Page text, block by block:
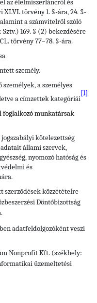
az élelmiszerláncról és
XLVI. törvény 1. §-ára, 24. §-
a számvitelről szóló
169. § (2) bekezdésére
törvény 77–78. §-ára.
személy.
személyek, a személyes
a címzettek kategóriái
[1]
foglalkozó munkatársak
kötelezettség
állami szervek,
nyomozó hatóság és
és
szerződések közzétételre
Döntőbizottság
adatfeldolgozóként veszi
Nonprofit Kft. (székhely:
üzemeltetési